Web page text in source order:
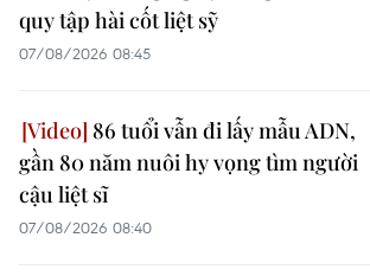
quy tập hài cốt liệt sỹ
07/08/2026 08:45
86 tuổi vẫn đi lấy mẫu ADN,
gần 80 năm nuôi hy vọng tìm người
cậu liệt sĩ
07/08/2026 08:40